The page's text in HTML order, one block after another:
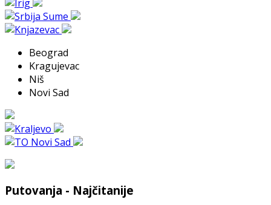
Beograd
Kragujevac
Niš
Novi Sad
Putovanja - Najčitanije